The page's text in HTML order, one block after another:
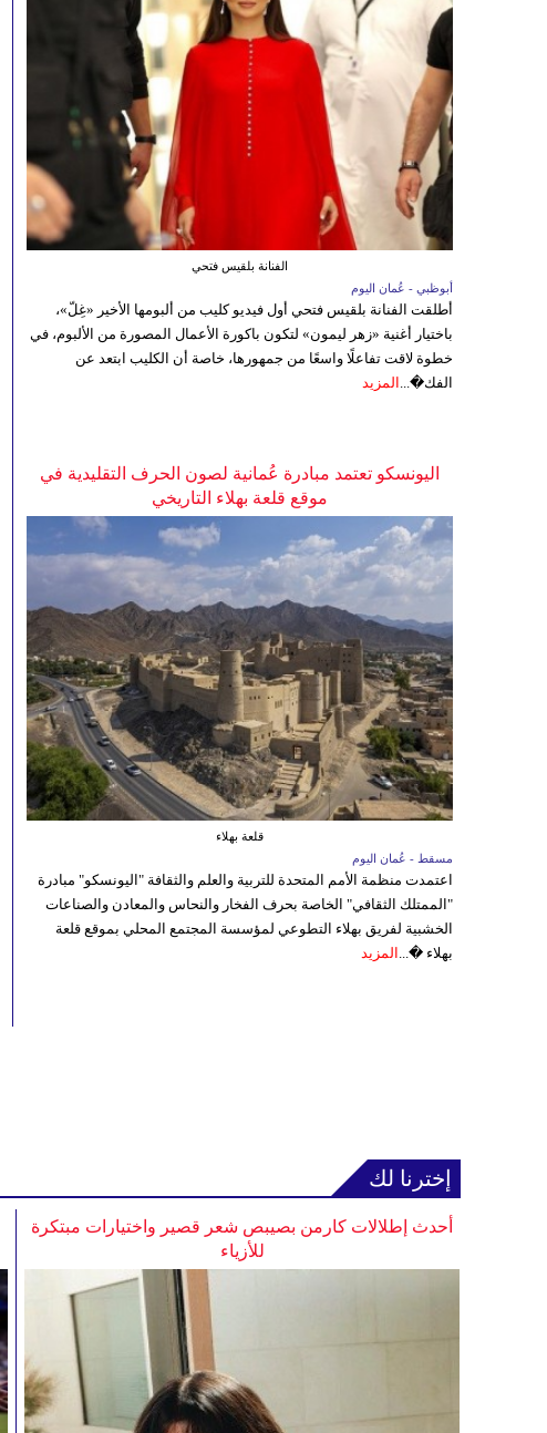
الفنانة بلقيس فتحي
أبوظبي - عُمان اليوم
أطلقت الفنانة بلقيس فتحي أول فيديو كليب من ألبومها الأخير «غِلّ»،
باختيار أغنية «زهر ليمون» لتكون باكورة الأعمال المصورة من الألبوم، في
خطوة لاقت تفاعلًا واسعًا من جمهورها، خاصة أن الكليب ابتعد عن
الفك�... المزيد
اليونسكو تعتمد مبادرة عُمانية لصون الحرف التقليدية في
موقع قلعة بهلاء التاريخي
قلعة بهلاء
مسقط - عُمان اليوم
اعتمدت منظمة الأمم المتحدة للتربية والعلم والثقافة "اليونسكو" مبادرة
"الممتلك الثقافي" الخاصة بحرف الفخار والنحاس والمعادن والصناعات
الخشبية لفريق بهلاء التطوعي لمؤسسة المجتمع المحلي بموقع قلعة
بهلاء �... المزيد
إخترنا لك
أحدث إطلالات كارمن بصيبص شعر قصير واختيارات مبتكرة
للأزياء